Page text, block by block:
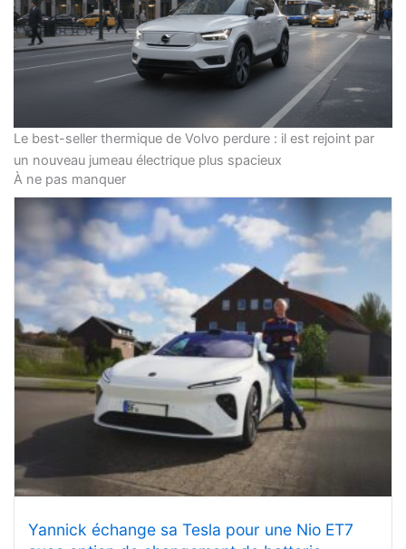
Le best-seller thermique de Volvo perdure : il est rejoint par
un nouveau jumeau électrique plus spacieux
À ne pas manquer
Yannick échange sa Tesla pour une Nio ET7